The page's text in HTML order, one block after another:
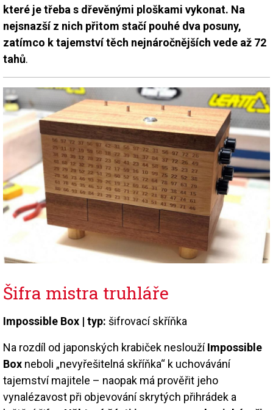
které je třeba s dřevěnými ploškami vykonat. Na
nejsnazší z nich přitom stačí pouhé dva posuny,
zatímco k tajemství těch nejnáročnějších vede až 72
tahů.
Šifra mistra truhláře
Impossible Box | typ: šifrovací skříňka
Na rozdíl od japonských krabiček nesloužíImpossible
Box neboli „nevyřešitelná skříňka“ k uchovávání
tajemství majitele – naopak má prověřit jeho
vynalézavost při objevování skrytých přihrádek a